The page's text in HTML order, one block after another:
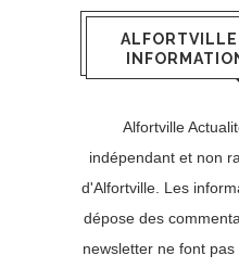
Alfortville
indépendant et non
d'Alfortville. Les
dépose des
newsletter ne font